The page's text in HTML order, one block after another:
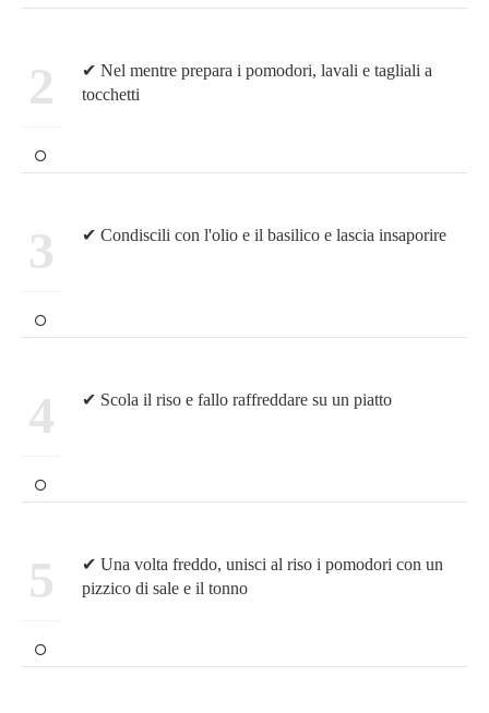
2
✔ Nel mentre prepara i pomodori, lavali e tagliali a
tocchetti
3 ✔ Condiscili con l'olio e il basilico e lascia insaporire
4 ✔ Scola il riso e fallo raffreddare su un piatto
5
✔ Una volta freddo, unisci al riso i pomodori con un
pizzico di sale e il tonno